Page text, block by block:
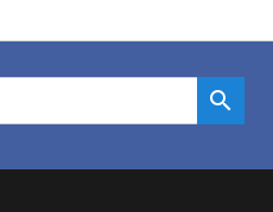
